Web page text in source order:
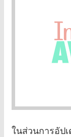
ในส่วนการอัป